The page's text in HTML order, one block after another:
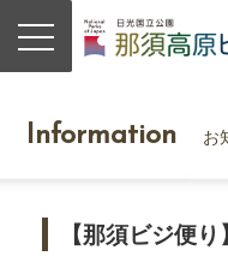
Information お
【那須ビジ便